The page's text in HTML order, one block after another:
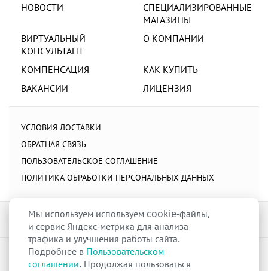
НОВОСТИ
СПЕЦИАЛИЗИРОВАННЫЕ
МАГАЗИНЫ
ВИРТУАЛЬНЫЙ
КОНСУЛЬТАНТ
О КОМПАНИИ
КОМПЕНСАЦИЯ
КАК КУПИТЬ
ВАКАНСИИ
ЛИЦЕНЗИЯ
УСЛОВИЯ ДОСТАВКИ
ОБРАТНАЯ СВЯЗЬ
ПОЛЬЗОВАТЕЛЬСКОЕ СОГЛАШЕНИЕ
ПОЛИТИКА ОБРАБОТКИ ПЕРСОНАЛЬНЫХ ДАННЫХ
raduga-ural.ru ©
Группа компаний Радуга
Мы используем используем cookie-файлы,
и сервис Яндекс-метрика для анализа
трафика и улучшения работы сайта.
Подробнее в Пользовательском
соглашении. Продолжая пользоваться